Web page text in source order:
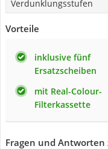
Verdunklungsstufen
Vorteile
inklusive fünf
Ersatzscheiben
mit Real-Colour-
Filterkassette
Fragen und Antworten